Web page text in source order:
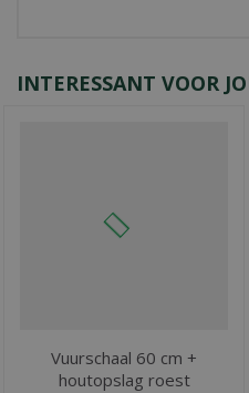
INTERESSANT VOOR
Vuurschaal 60 cm +
houtopslag roest